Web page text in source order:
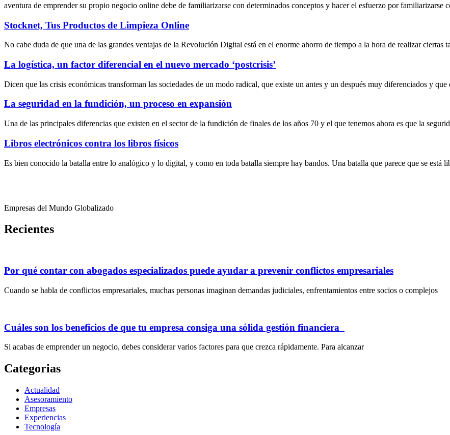
aventura de emprender su propio negocio online debe de familiarizarse con determinados conceptos y hacer el esfuerzo por familiarizarse
Stocknet, Tus Productos de Limpieza Online
No cabe duda de que una de las grandes ventajas de la Revolución Digital está en el enorme ahorro de tiempo a la hora de realizar ciertas
La logística, un factor diferencial en el nuevo mercado ‘postcrisis’
Dicen que las crisis económicas transforman las sociedades de un modo radical, que existe un antes y un después muy diferenciados y
La seguridad en la fundición, un proceso en expansión
Una de las principales diferencias que existen en el sector de la fundición de finales de los años 70 y el que tenemos ahora es que la
Libros electrónicos contra los libros físicos
Es bien conocido la batalla entre lo analógico y lo digital, y como en toda batalla siempre hay bandos. Una batalla que parece que se está
Empresas del Mundo Globalizado
Recientes
Por qué contar con abogados especializados puede ayudar a prevenir conflictos empresariales
Cuando se habla de conflictos empresariales, muchas personas imaginan demandas judiciales, enfrentamientos entre socios o complejos
Cuáles son los beneficios de que tu empresa consiga una sólida gestión financiera
Si acabas de emprender un negocio, debes considerar varios factores para que crezca rápidamente. Para alcanzar
Categorias
Actualidad
Asesoramiento
Empresas
Experiencias
Tecnología